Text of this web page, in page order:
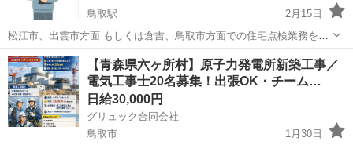
鳥取駅
2月15日
松江市、出雲市方面 もしくは倉吉、鳥取市方面での住宅点検業務をお
願致します。 難しい作業は有りませんが住宅関係の仕事経験者かDIY
が好きな方ならどなたでも大丈夫です。 ご自身の車で回って頂く事に
なります。派手では無い車なら...
鳥取 米子市 鳥取駅 その他 1件
【青森県六ヶ所村】原子力発電所新築工事／
電気工事士20名募集！出張OK・チーム…
日給30,000円
グリュック合同会社
鳥取市
1月30日